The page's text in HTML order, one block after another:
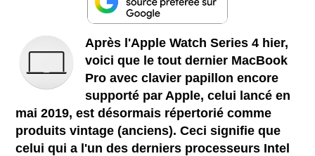
Après l'Apple Watch Series 4 hier,
voici que le tout dernier MacBook
Pro avec clavier papillon encore
supporté par Apple, celui lancé en
mai 2019, est désormais répertorié comme
produits vintage (anciens). Ceci signifie que
celui qui a l'un des derniers processeurs Intel